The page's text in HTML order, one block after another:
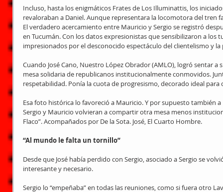
Incluso, hasta los enigmáticos Frates de Los Illuminattis, los
revaloraban a Daniel. Aunque representara la locomotora del tren
El verdadero acercamiento entre Mauricio y Sergio se registró
en Tucumán. Con los datos expresionistas que sensibilizaron a
impresionados por el desconocido espectáculo del clientelismo y la
Cuando José Cano, Nuestro López Obrador (AMLO), logró sentar a
mesa solidaria de republicanos institucionalmente conmovidos.
respetabilidad. Ponía la cuota de progresismo, decorado ideal para
Esa foto histórica lo favoreció a Mauricio. Y por supuesto también
Sergio y Mauricio volvieran a compartir otra mesa menos
Flaco”. Acompañados por De la Sota. José, El Cuarto Hombre.
“Al mundo le falta un tornillo”
Desde que José había perdido con Sergio, asociado a Sergio se
interesante y necesario.
Sergio lo “empeñaba” en todas las reuniones, como si fuera otro